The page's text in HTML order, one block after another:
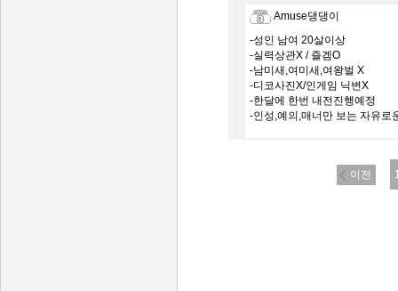
Amuse댕댕이
-성인 남여 20살이상
-실력상관X / 즐겜O
-남미새,여미새,여왕벌 X
-디코사진X/인게임 닉변X
-한달에 한번 내전진행예정
-인성,예의,매너만 보는 자유로
이전